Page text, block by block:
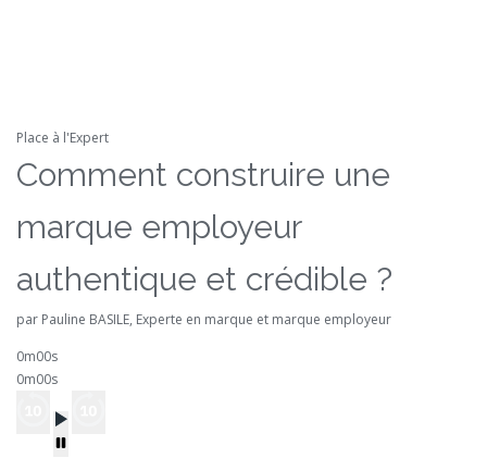
Place à l'Expert
Comment construire une
marque employeur
authentique et crédible ?
par Pauline BASILE, Experte en marque et marque employeur
0m00s
0m00s